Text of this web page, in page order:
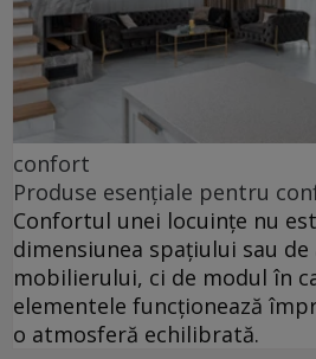
confort
Produse esențiale pentru
Confortul unei locuințe nu
dimensiunea spațiului sau
mobilierului, ci de modul în
elementele funcționează
o atmosferă echilibrată.